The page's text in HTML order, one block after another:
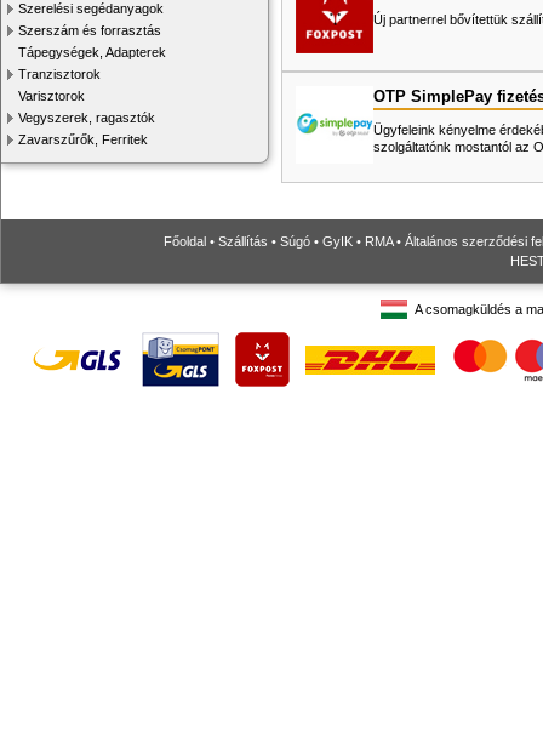
Szerelési segédanyagok
Szerszám és forrasztás
Tápegységek, Adapterek
Tranzisztorok
Varisztorok
Vegyszerek, ragasztók
Zavarszűrők, Ferritek
Új partnerrel bővítettük
OTP SimplePay
Ügyfeleink kényelme
szolgáltatónk mostantól az
Főoldal • Szállítás • Súgó • GyIK • RMA• Általános szerződési
A csomagküldés a